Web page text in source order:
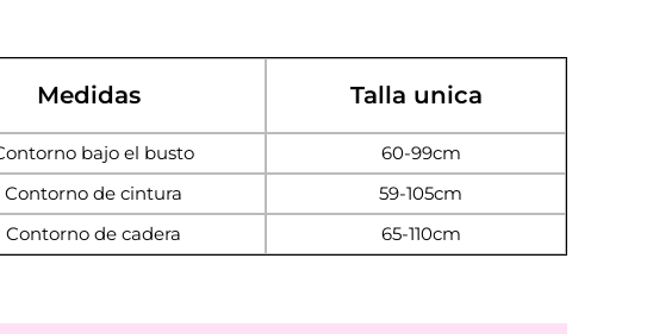
Medidas Talla unica
bajo el busto
60-99cm
Contorno de cintura
59-105cm
Contorno de cadera
65-110cm